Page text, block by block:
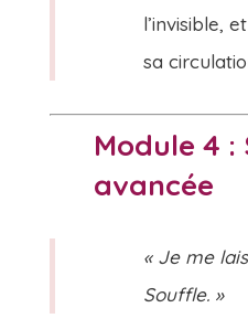
l’invisible,
sa
Module 4
avancée
« Je me
Souffle. »